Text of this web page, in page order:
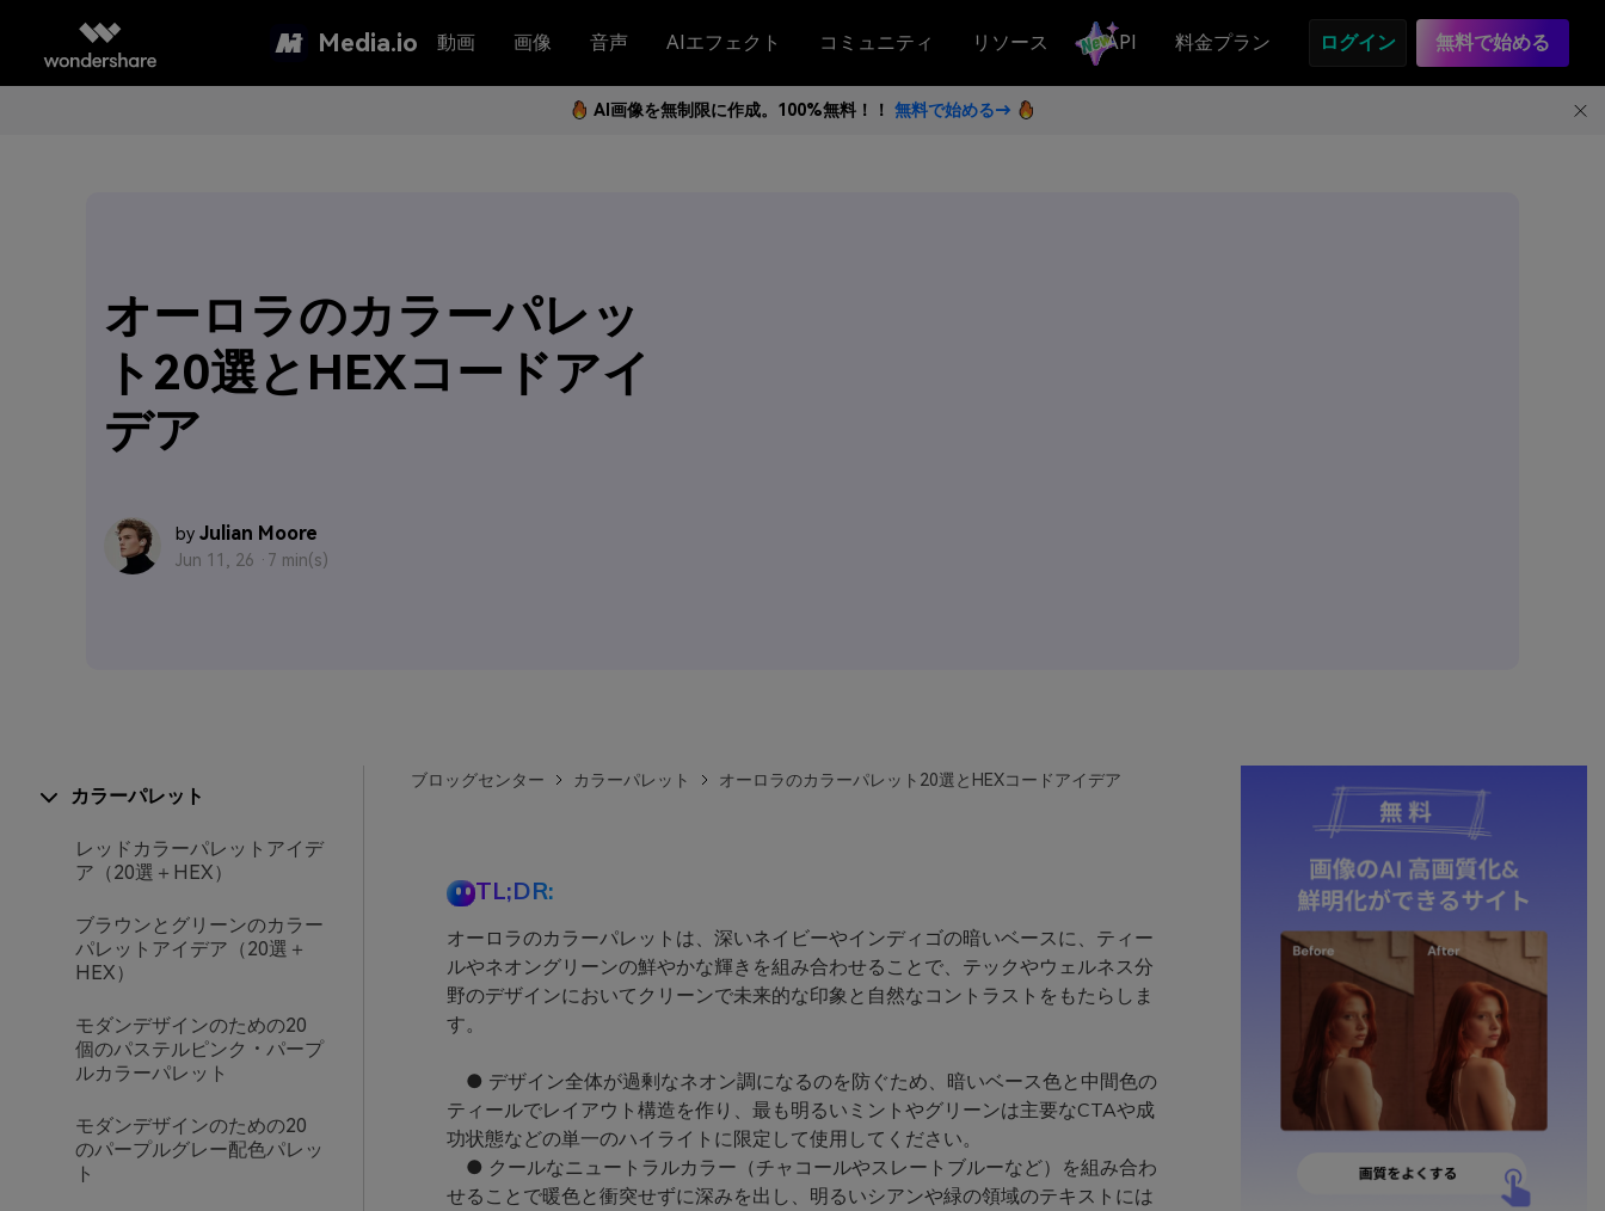
Media.io 動画 画像 音声 AIエフェクト コミュニティ リソース API 料金プラン ログイン 無料で始める
AI画像を無制限に作成。100%無料！！ 無料で始める→
オーロラのカラーパレッ
ト20選とHEXコードアイ
デア
by Julian Moore
Jun 11, 26 · 7 min(s)
カラーパレット
レッドカラーパレットアイデ
ア（20選＋HEX）
ブラウンとグリーンのカラー
パレットアイデア（20選＋
HEX）
モダンデザインのための20
個のパステルピンク・パープ
ルカラーパレット
モダンデザインのための20
のパープルグレー配色パレッ
ト
ブロッグセンター カラーパレット オーロラのカラーパレット20選とHEXコードアイデア
TL;DR:
オーロラのカラーパレットは、深いネイビーやインディゴの暗いベースに、ティー
ルやネオングリーンの鮮やかな輝きを組み合わせることで、テックやウェルネス分
野のデザインにおいてクリーンで未来的な印象と自然なコントラストをもたらしま
す。
● デザイン全体が過剰なネオン調になるのを防ぐため、暗いベース色と中間色の
ティールでレイアウト構造を作り、最も明るいミントやグリーンは主要なCTAや成
功状態などの単一のハイライトに限定して使用してください。
● クールなニュートラルカラー（チャコールやスレートブルーなど）を組み合わ
せることで暖色と衝突せずに深みを出し、明るいシアンや緑の領域のテキストには